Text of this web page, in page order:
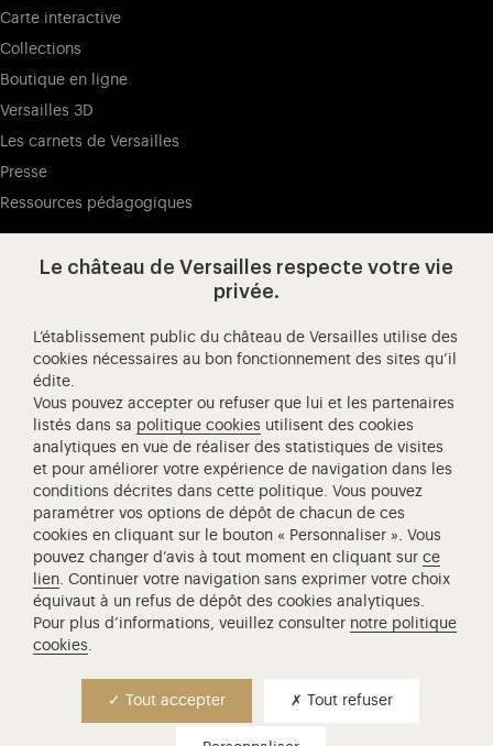
Carte interactive
Collections
Boutique en ligne
Versailles 3D
Les carnets de Versailles
Presse
Ressources pédagogiques
Visitez notre Facebook (ouverture
Visitez notre X (ouverture dans un
Visitez notre Instagram
Visitez notre YouTube
Château de Versailles Spectacles
L'Opéra royal de Versailles
Centre de recherche du château de Versailles
Centre de Musique Baroque de Versailles
Réseau des Résidences Royales Européenne
Société des Amis de Versailles
Académie équestre nationale du domaine de Versailles
Campus Versailles
Le château de Versailles respecte votre vie
privée.
L’établissement public du château de Versailles utilise des
cookies nécessaires au bon fonctionnement des sites qu’il
édite.
Vous pouvez accepter ou refuser que lui et les partenaires
listés dans sa politique cookies utilisent des cookies
analytiques en vue de réaliser des statistiques de visites
et pour améliorer votre expérience de navigation dans les
conditions décrites dans cette politique. Vous pouvez
paramétrer vos options de dépôt de chacun de ces
cookies en cliquant sur le bouton « Personnaliser ». Vous
pouvez changer d’avis à tout moment en cliquant surce
lien. Continuer votre navigation sans exprimer votre choix
équivaut à un refus de dépôt des cookies analytiques.
Pour plus d’informations, veuillez consulter notre politique
cookies.
Tout accepter Tout refuser